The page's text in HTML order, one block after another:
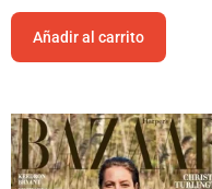
Añadir al carrito